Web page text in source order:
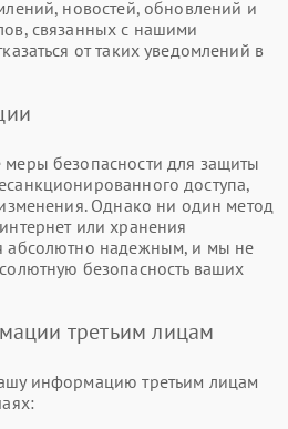
новостей, обновлений и
связанных с нашими
от таких уведомлений в
безопасности для защиты
доступа,
Однако ни один метод
или хранения
абсолютно надежным, и мы не
безопасность ваших
третьим лицам
информацию третьим лицам